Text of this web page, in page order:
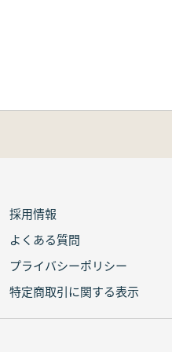
採用情報
よくある質問
プライバシーポリシー
特定商取引に関する表示